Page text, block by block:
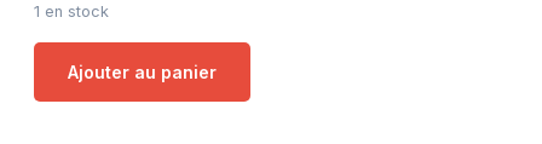
1 en stock
Ajouter au panier